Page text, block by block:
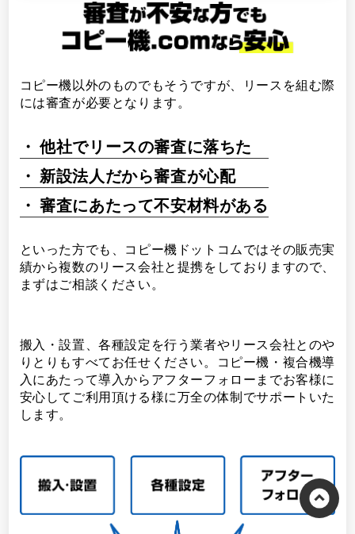
コピー機以外のものでもそうですが、リースを組む際
には審査が必要となります。
他社でリースの審査に落ちた
新設法人だから審査が心配
審査にあたって不安材料がある
といった方でも、コピー機ドットコムではその販売実
績から複数のリース会社と提携をしておりますので、
まずはご相談ください。
搬入・設置、各種設定を行う業者やリース会社とのや
りとりもすべてお任せください。コピー機・複合機導
入にあたって導入からアフターフォローまでお客様に
安心してご利用頂ける様に万全の体制でサポートいた
します。